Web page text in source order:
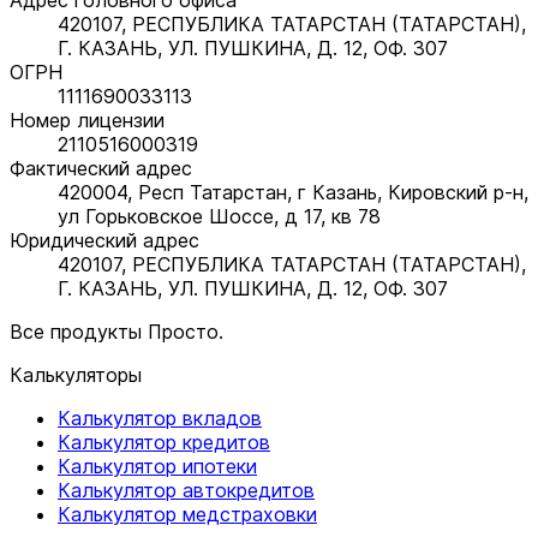
420107, РЕСПУБЛИКА ТАТАРСТАН (ТАТАРСТАН),
Г. КАЗАНЬ, УЛ. ПУШКИНА, Д. 12, ОФ. 307
ОГРН
1111690033113
Номер лицензии
2110516000319
Фактический адрес
420004, Респ Татарстан, г Казань, Кировский р-н,
ул Горьковское Шоссе, д 17, кв 78
Юридический адрес
420107, РЕСПУБЛИКА ТАТАРСТАН (ТАТАРСТАН),
Г. КАЗАНЬ, УЛ. ПУШКИНА, Д. 12, ОФ. 307
Все продукты Просто.
Калькуляторы
Калькулятор вкладов
Калькулятор кредитов
Калькулятор ипотеки
Калькулятор автокредитов
Калькулятор медстраховки